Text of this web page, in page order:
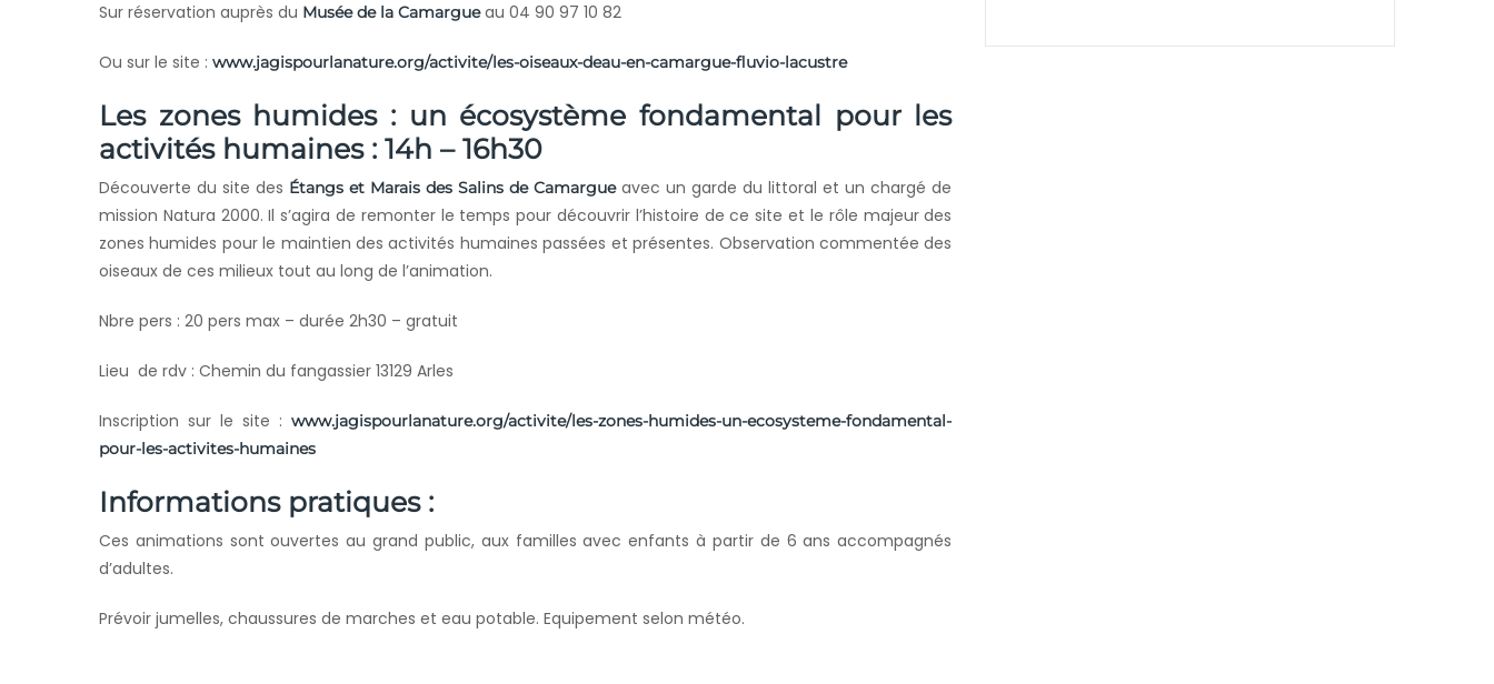
Sur réservation auprès du Musée de la Camargueau 04 90 97 10 82
Ou sur le site : www.jagispourlanature.org/activite/les-oiseaux-deau-en-camargue-fluvio-lacustre
Les zones humides : un écosystème fondamental pour les
activités humaines : 14h – 16h30
Découverte du site des Étangs et Marais des Salins de Camargueavec un garde du littoral et un chargé de
mission Natura 2000. Il s’agira de remonter le temps pour découvrir l’histoire de ce site et le rôle majeur des
zones humides pour le maintien des activités humaines passées et présentes. Observation commentée des
oiseaux de ces milieux tout au long de l’animation.
Nbre pers : 20 pers max – durée 2h30 – gratuit
Lieu de rdv : Chemin du fangassier 13129 Arles
Inscription sur le site :www.jagispourlanature.org/activite/les-zones-humides-un-ecosysteme-fondamental-
pour-les-activites-humaines
Informations pratiques :
Ces animations sont ouvertes au grand public, aux familles avec enfants à partir de 6 ans accompagnés
d’adultes.
Prévoir jumelles, chaussures de marches et eau potable. Equipement selon météo.